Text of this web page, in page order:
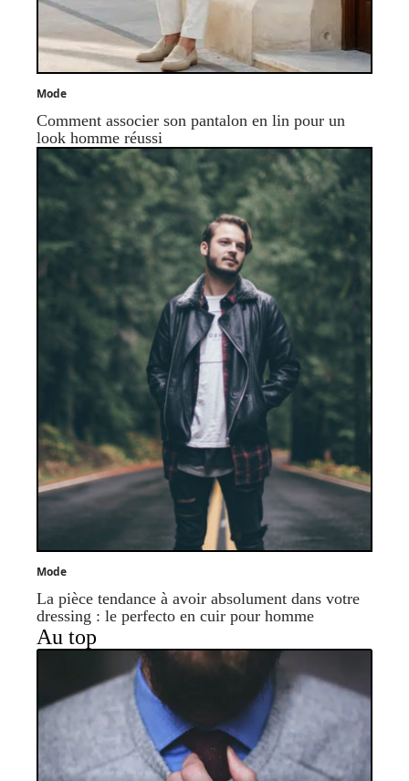
Mode
Comment associer son pantalon en lin pour un
look homme réussi
Mode
La pièce tendance à avoir absolument dans votre
dressing : le perfecto en cuir pour homme
Au top